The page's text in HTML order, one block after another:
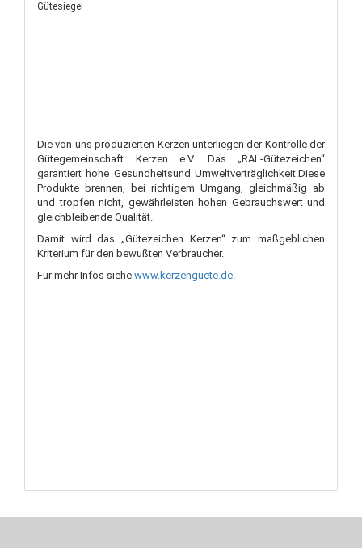
Gütesiegel
Die von uns produzierten Kerzen unterliegen der Kontrolle der
Gütegemeinschaft Kerzen e.V. Das „RAL-Gütezeichen“
garantiert hohe Gesundheitsund Umweltverträglichkeit.Diese
Produkte brennen, bei richtigem Umgang, gleichmäßig ab
und tropfen nicht, gewährleisten hohen Gebrauchswert und
gleichbleibende Qualität.
Damit wird das „Gütezeichen Kerzen“ zum maßgeblichen
Kriterium für den bewußten Verbraucher.
Für mehr Infos siehe www.kerzenguete.de.